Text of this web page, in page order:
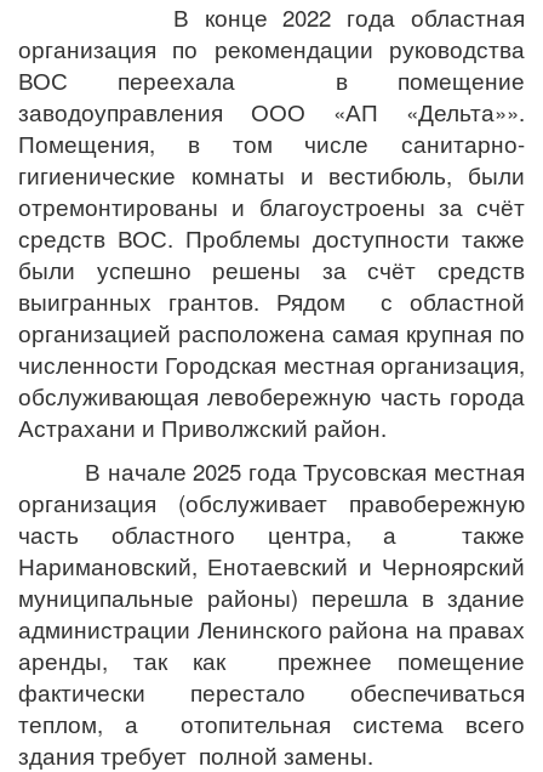
В конце 2022 года областная
организация по рекомендации руководства
ВОС переехала в помещение
заводоуправления ООО «АП «Дельта»».
Помещения, в том числе санитарно-
гигиенические комнаты и вестибюль, были
отремонтированы и благоустроены за счёт
средств ВОС. Проблемы доступности также
были успешно решены за счёт средств
выигранных грантов. Рядом с областной
организацией расположена самая крупная по
численности Городская местная организация,
обслуживающая левобережную часть города
Астрахани и Приволжский район.
В начале 2025 года Трусовская местная
организация (обслуживает правобережную
часть областного центра, а также
Наримановский, Енотаевский и Черноярский
муниципальные районы) перешла в здание
администрации Ленинского района на правах
аренды, так как прежнее помещение
фактически перестало обеспечиваться
теплом, а отопительная система всего
здания требует полной замены.